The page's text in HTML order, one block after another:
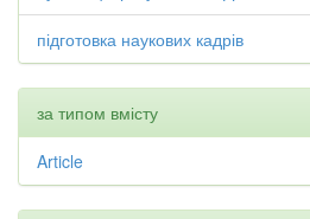
підготовка наукових кадрів
за типом вмісту
Article